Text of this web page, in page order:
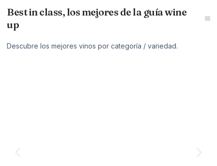
Best in class, los mejores de la guía wine
up
Descubre los mejores vinos por categoría / variedad.